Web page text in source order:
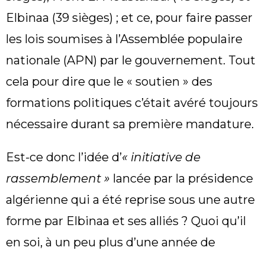
Elbinaa (39 sièges) ; et ce, pour faire passer
les lois soumises à l’Assemblée populaire
nationale (APN) par le gouvernement. Tout
cela pour dire que le « soutien » des
formations politiques c’était avéré toujours
nécessaire durant sa première mandature.
Est-ce donc l’idée d’« initiative de
rassemblement » lancée par la présidence
algérienne qui a été reprise sous une autre
forme par Elbinaa et ses alliés ? Quoi qu’il
en soi, à un peu plus d’une année de